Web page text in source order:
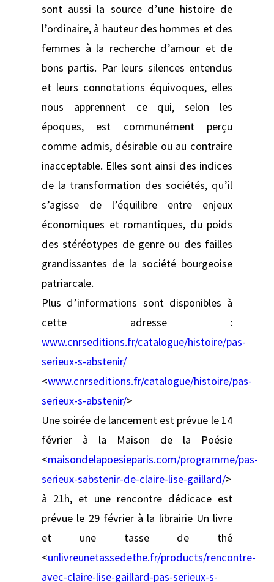
sont aussi la source d’une histoire de
l’ordinaire, à hauteur des hommes et des
femmes à la recherche d’amour et de
bons partis. Par leurs silences entendus
et leurs connotations équivoques, elles
nous apprennent ce qui, selon les
époques, est communément perçu
comme admis, désirable ou au contraire
inacceptable. Elles sont ainsi des indices
de la transformation des sociétés, qu’il
s’agisse de l’équilibre entre enjeux
économiques et romantiques, du poids
des stéréotypes de genre ou des failles
grandissantes de la société bourgeoise
patriarcale.
Plus d’informations sont disponibles à
cette adresse :
www.cnrseditions.fr/catalogue/histoire/pas-
serieux-s-abstenir/
<www.cnrseditions.fr/catalogue/histoire/pas-
serieux-s-abstenir/>
Une soirée de lancement est prévue le 14
février à la Maison de la Poésie
<maisondelapoesieparis.com/programme/pas-
serieux-sabstenir-de-claire-lise-gaillard/>
à 21h, et une rencontre dédicace est
prévue le 29 février à la librairie Un livre
et une tasse de thé
<unlivreunetassedethe.fr/products/rencontre-
avec-claire-lise-gaillard-pas-serieux-s-